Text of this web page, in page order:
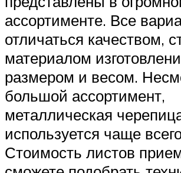
ассортименте. Все
отличаться качеством,
материалом
размером и весом.
большой ассортимент,
металлическая
используется чаще
Стоимость листов